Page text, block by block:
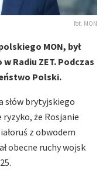
fot. MON
MON, był
Radiu ZET. Podczas
Polski.
słów brytyjskiego
że Rosjanie
z obwodem
obecne ruchy wojsk